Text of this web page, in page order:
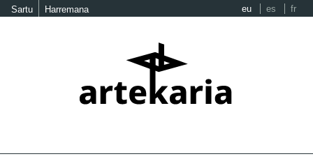
Sartu Harremana eu es fr